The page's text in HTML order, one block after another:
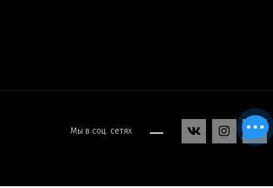
Мы в соц. сетях